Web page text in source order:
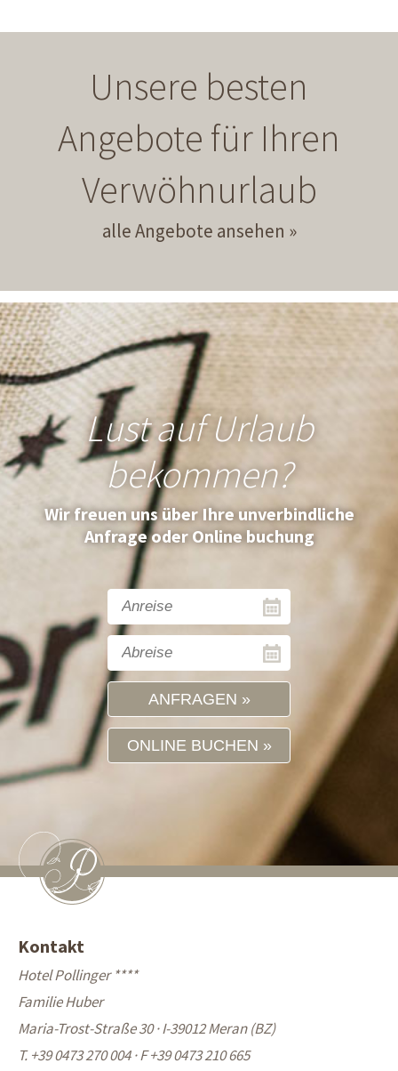
Unsere besten
Angebote für Ihren
Verwöhnurlaub
alle Angebote ansehen
Lust auf Urlaub
bekommen?
Wir freuen uns über Ihre unverbindliche
Anfrage oder Online buchung
ANFRAGEN
ONLINE BUCHEN
Kontakt
Hotel Pollinger ****
Familie Huber
Maria-Trost-Straße 30 · I-39012 Meran (BZ)
T. +39 0473 270 004·F +39 0473 210 665